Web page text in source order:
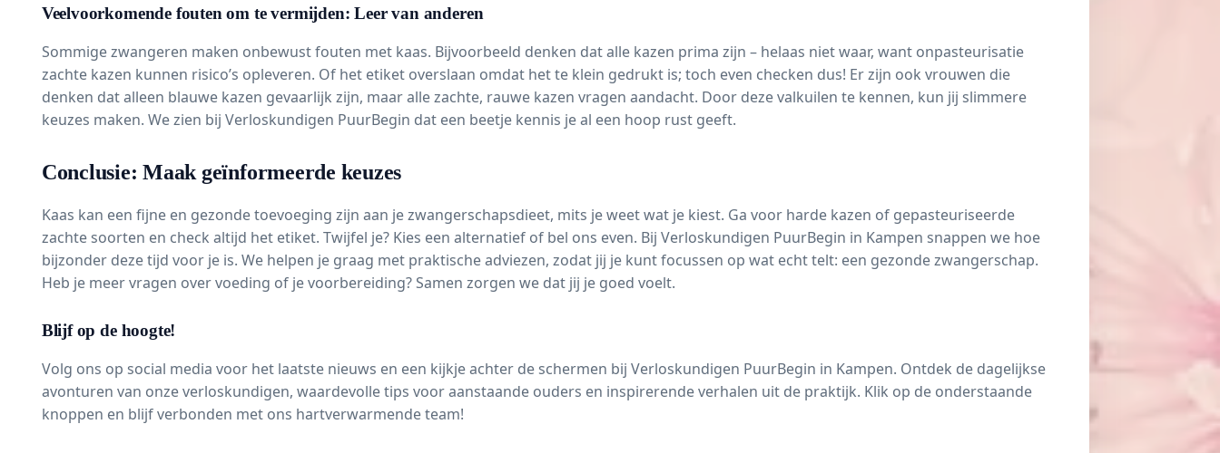
Veelvoorkomende fouten om te vermijden: Leer van anderen
Sommige zwangeren maken onbewust fouten met kaas. Bijvoorbeeld denken dat alle kazen prima zijn – helaas niet waar, want onpasteurisatie
zachte kazen kunnen risico’s opleveren. Of het etiket overslaan omdat het te klein gedrukt is; toch even checken dus! Er zijn ook vrouwen die
denken dat alleen blauwe kazen gevaarlijk zijn, maar alle zachte, rauwe kazen vragen aandacht. Door deze valkuilen te kennen, kun jij slimmere
keuzes maken. We zien bij Verloskundigen PuurBegin dat een beetje kennis je al een hoop rust geeft.
Conclusie: Maak geïnformeerde keuzes
Kaas kan een fijne en gezonde toevoeging zijn aan je zwangerschapsdieet, mits je weet wat je kiest. Ga voor harde kazen of gepasteuriseerde
zachte soorten en check altijd het etiket. Twijfel je? Kies een alternatief of bel ons even. Bij Verloskundigen PuurBegin in Kampen snappen we hoe
bijzonder deze tijd voor je is. We helpen je graag met praktische adviezen, zodat jij je kunt focussen op wat echt telt: een gezonde zwangerschap.
Heb je meer vragen over voeding of je voorbereiding? Samen zorgen we dat jij je goed voelt.
Blijf op de hoogte!
Volg ons op social media voor het laatste nieuws en een kijkje achter de schermen bij Verloskundigen PuurBegin in Kampen. Ontdek de dagelijkse
avonturen van onze verloskundigen, waardevolle tips voor aanstaande ouders en inspirerende verhalen uit de praktijk. Klik op de onderstaande
knoppen en blijf verbonden met ons hartverwarmende team!